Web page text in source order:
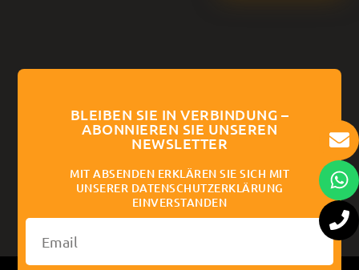
BLEIBEN SIE IN VERBINDUNG –
ABONNIEREN SIE UNSEREN
NEWSLETTER
MIT ABSENDEN ERKLÄREN SIE SICH MIT
UNSERER DATENSCHUTZERKLÄRUNG
EINVERSTANDEN